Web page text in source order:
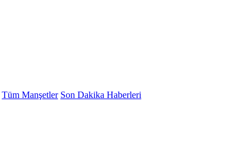
Tüm Manşetler Son Dakika Haberleri